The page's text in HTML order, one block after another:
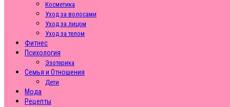
Косметика
Уход за волосами
Уход за лицом
Уход за телом
Фитнес
Психология
Эзотерика
Семья и Отношения
Дети
Мода
Рецепты